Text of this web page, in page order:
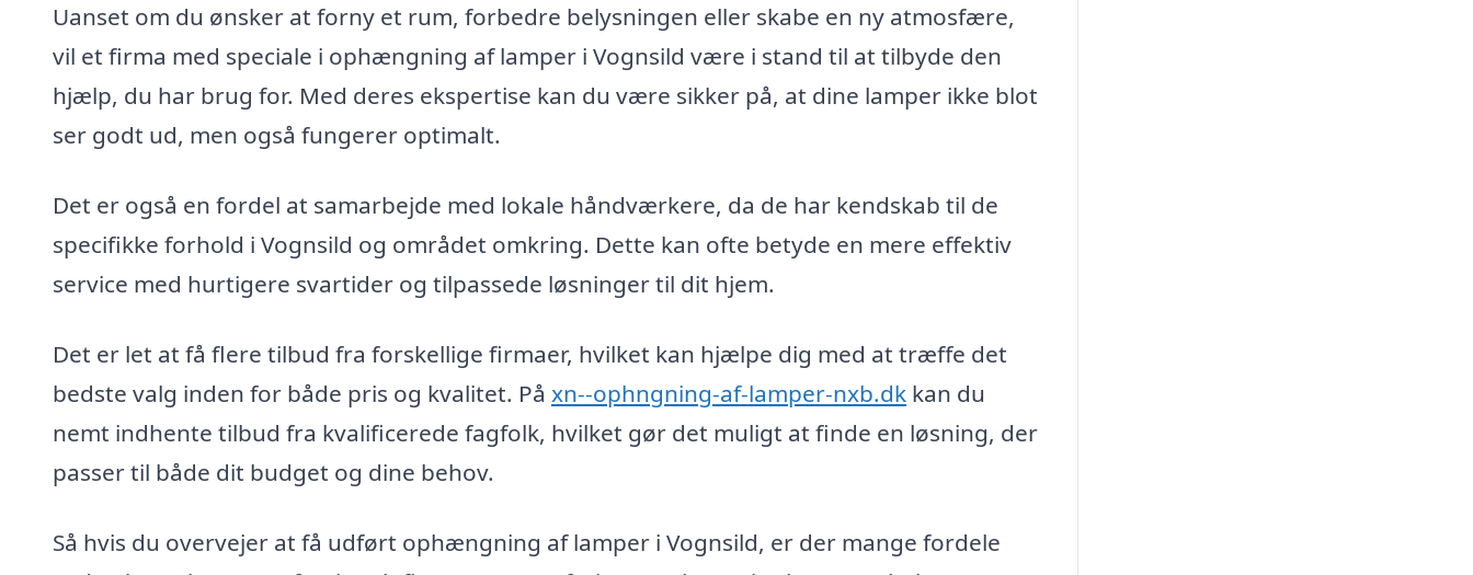
Uanset om du ønsker at forny et rum, forbedre belysningen eller skabe en ny atmosfære,
vil et firma med speciale i ophængning af lamper i Vognsild være i stand til at tilbyde den
hjælp, du har brug for. Med deres ekspertise kan du være sikker på, at dine lamper ikke blot
ser godt ud, men også fungerer optimalt.
Det er også en fordel at samarbejde med lokale håndværkere, da de har kendskab til de
specifikke forhold i Vognsild og området omkring. Dette kan ofte betyde en mere effektiv
service med hurtigere svartider og tilpassede løsninger til dit hjem.
Det er let at få flere tilbud fra forskellige firmaer, hvilket kan hjælpe dig med at træffe det
bedste valg inden for både pris og kvalitet. På xn--ophngning-af-lamper-nxb.dk kan du
nemt indhente tilbud fra kvalificerede fagfolk, hvilket gør det muligt at finde en løsning, der
passer til både dit budget og dine behov.
Så hvis du overvejer at få udført ophængning af lamper i Vognsild, er der mange fordele